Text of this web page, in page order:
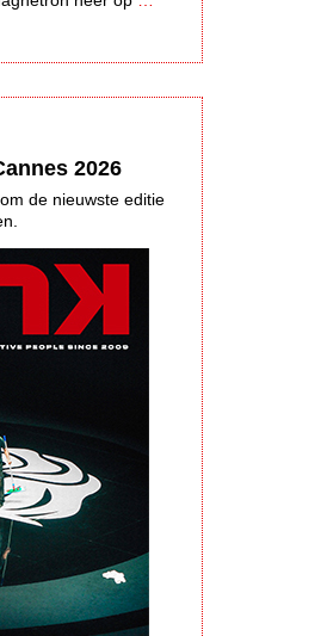
2026
om de nieuwste editie